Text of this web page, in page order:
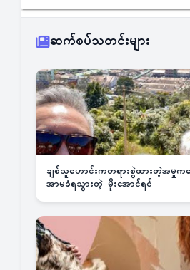
ဆက်စပ်သတင်းများ
ချစ်သူဟောင်းကတရားစွဲထားတဲ့အမှုက
အာမခံရသွားတဲ့ မိုးအောင်ရင်